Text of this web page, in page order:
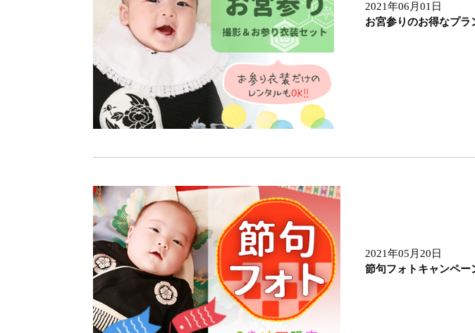
2021年06月01日
お宮参りのお得なプラ
2021年05月20日
節句フォトキャンペー